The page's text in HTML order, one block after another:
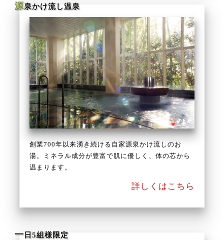
源泉かけ流し温泉
創業700年以来湧き続ける自家源泉かけ流しのお
湯。ミネラル成分が豊富で肌に優しく、体の芯から
温まります。
詳しくはこちら
一日5組様限定